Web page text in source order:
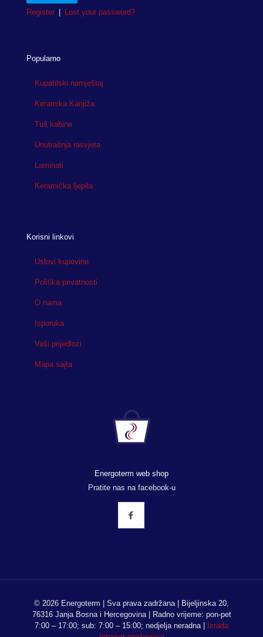
Register | Lost your password?
Popularno
Kupatilski namještaj
Keramika Kanjiža
Tuš kabine
Unutrašnja rasvjeta
Laminati
Keramička ljepila
Korisni linkovi
Uslovi kupovine
Politika privatnosti
O nama
Isporuka
Vaši prijedlozi
Mapa sajta
Energoterm web shop
Pratite nas na facebook-u
© 2026 Energoterm | Sva prava zadržana | Bijeljinska 20,
76316 Janja Bosna i Hercegovina | Radno vrijeme: pon-pet
7:00 – 17:00; sub: 7:00 – 15:00; nedjelja neradna | Izrada